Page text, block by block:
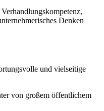
Denken
und vielseitige
von großem öffentlichem